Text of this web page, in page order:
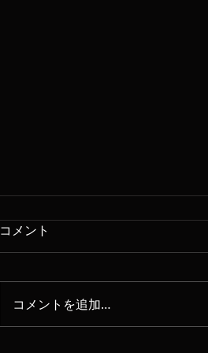
8/8
コメント
コメントを追加…